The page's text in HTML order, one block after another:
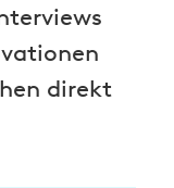
direkt